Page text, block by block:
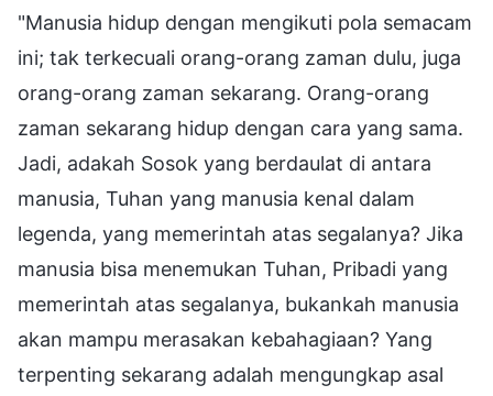
"Manusia hidup dengan mengikuti pola semacam
ini; tak terkecuali orang-orang zaman dulu, juga
orang-orang zaman sekarang. Orang-orang
zaman sekarang hidup dengan cara yang sama.
Jadi, adakah Sosok yang berdaulat di antara
manusia, Tuhan yang manusia kenal dalam
legenda, yang memerintah atas segalanya? Jika
manusia bisa menemukan Tuhan, Pribadi yang
memerintah atas segalanya, bukankah manusia
akan mampu merasakan kebahagiaan? Yang
terpenting sekarang adalah mengungkap asal